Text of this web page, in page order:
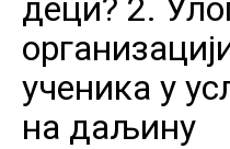
деци? 2.
ученика у
на даљину